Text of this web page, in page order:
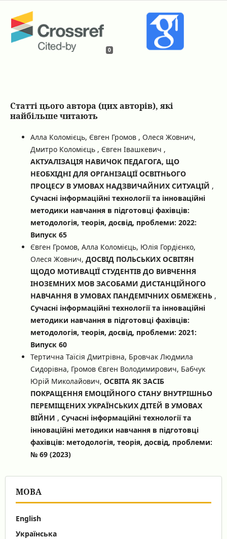
0
Статті цього автора (цих авторів), які
найбільше читають
Алла Коломієць, Євген Громов , Олеся Жовнич,
Дмитро Коломієць , Євген Івашкевич ,
АКТУАЛІЗАЦІЯ НАВИЧОК ПЕДАГОГА, ЩО
НЕОБХІДНІ ДЛЯ ОРГАНІЗАЦІЇ ОСВІТНЬОГО
ПРОЦЕСУ В УМОВАХ НАДЗВИЧАЙНИХ СИТУАЦІЙ ,
Сучасні інформаційні технології та інноваційні
методики навчання в підготовці фахівців:
методологія, теорія, досвід, проблеми: 2022:
Випуск 65
Євген Громов, Алла Коломієць, Юлія Гордієнко,
Олеся Жовнич, ДОСВІД ПОЛЬСЬКИХ ОСВІТЯН
ЩОДО МОТИВАЦІЇ СТУДЕНТІВ ДО ВИВЧЕННЯ
ІНОЗЕМНИХ МОВ ЗАСОБАМИ ДИСТАНЦІЙНОГО
НАВЧАННЯ В УМОВАХ ПАНДЕМІЧНИХ ОБМЕЖЕНЬ ,
Сучасні інформаційні технології та інноваційні
методики навчання в підготовці фахівців:
методологія, теорія, досвід, проблеми: 2021:
Випуск 60
Тертична Таїсія Дмитрівна, Бровчак Людмила
Сидорівна, Громов Євген Володимирович, Бабчук
Юрій Миколайович, ОСВІТА ЯК ЗАСІБ
ПОКРАЩЕННЯ ЕМОЦІЙНОГО СТАНУ ВНУТРІШНЬО
ПЕРЕМІЩЕНИХ УКРАЇНСЬКИХ ДІТЕЙ В УМОВАХ
ВІЙНИ , Сучасні інформаційні технології та
інноваційні методики навчання в підготовці
фахівців: методологія, теорія, досвід, проблеми:
№ 69 (2023)
МОВА
English
Українська